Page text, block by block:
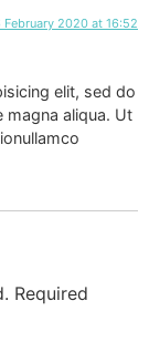
February 2020 at 16:52
elit, sed do
aliqua. Ut
Required